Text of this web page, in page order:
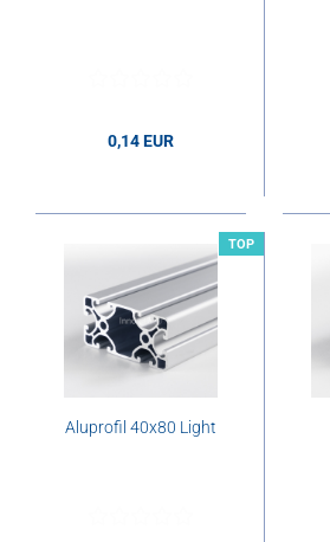
0,14 EUR
TOP
Aluprofil 40x80 Light